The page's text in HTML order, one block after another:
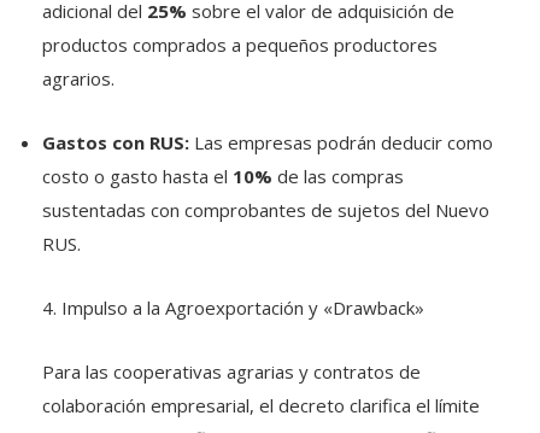
productos comprados a pequeños productores
agrarios.
costo o gasto hasta el10%de las compras
sustentadas con comprobantes de sujetos del Nuevo
RUS.
colaboración empresarial, el decreto clarifica el límite
de acceso al beneficio de restitución simplificado